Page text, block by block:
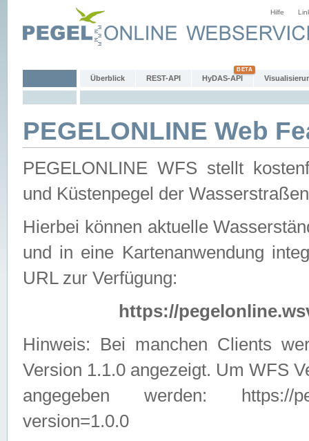
Hilfe
Überblick REST-API HyDAS-API
PEGELONLINE Web
PEGELONLINE WFS stellt
und Küstenpegel der
Hierbei können aktuelle
und in eine Kartenanwendung
URL zur Verfügung:
https://
Hinweis: Bei manchen Clients
Version 1.1.0 angezeigt. Um WFS
angegeben werden: https://
version=1.0.0